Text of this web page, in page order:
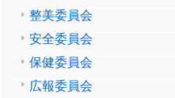
整美委員会
安全委員会
保健委員会
広報委員会